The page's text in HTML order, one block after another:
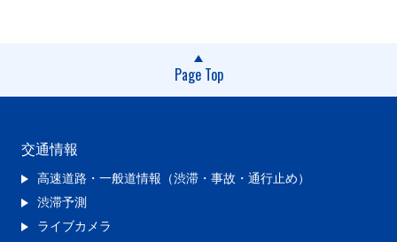
Page Top
交通情報
高速道路・一般道情報（渋滞・事故・通行止め）
渋滞予測
ライブカメラ